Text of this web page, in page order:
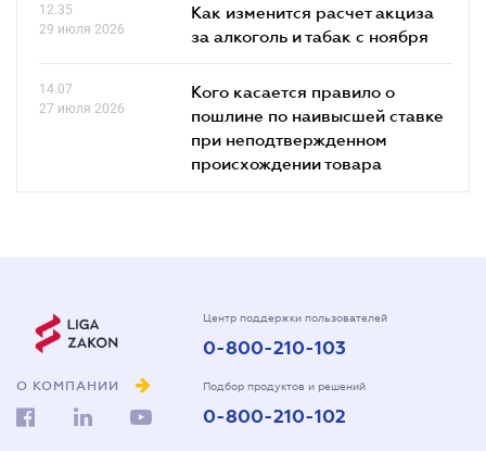
12.35
29 июля 2026
Как изменится расчет акциза
за алкоголь и табак с ноября
14.07
27 июля 2026
Кого касается правило о
пошлине по наивысшей ставке
при неподтвержденном
происхождении товара
О КОМПАНИИ
Центр поддержки пользователей
0-800-210-103
Подбор продуктов и решений
0-800-210-102